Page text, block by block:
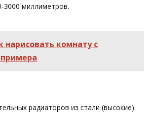
3000 миллиметров.
нарисовать комнату с
радиаторов из стали (высокие):